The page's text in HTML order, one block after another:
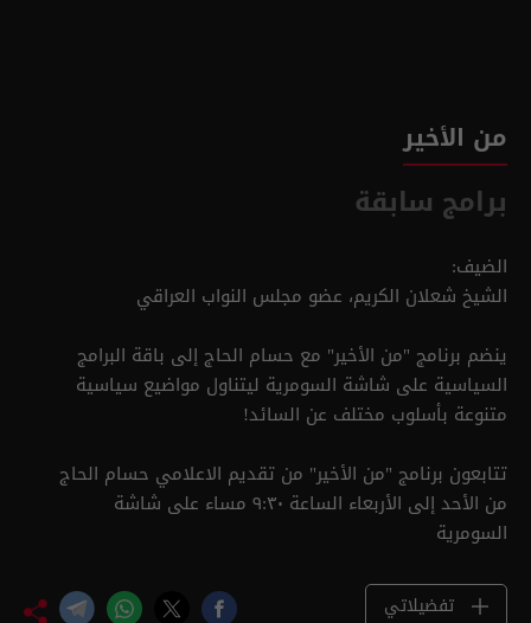
من الأخير
برامج سابقة
الضيف:
الشيخ شعلان الكريم، عضو مجلس النواب العراقي
ينضم برنامج "من الأخير" مع حسام الحاج إلى باقة البرامج
السياسية على شاشة السومرية ليتناول مواضيع سياسية
متنوعة بأسلوب مختلف عن السائد!
تتابعون برنامج "من الأخير" من تقديم الاعلامي حسام الحاج
من الأحد إلى الأربعاء الساعة ٩:٣٠ مساء على شاشة
السومرية
تفضيلاتي